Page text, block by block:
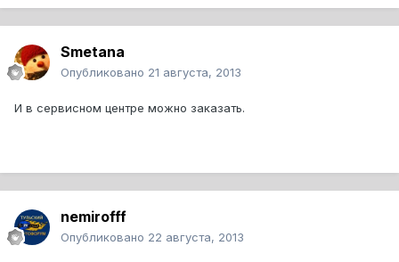
Smetana
Опубликовано 21 августа, 2013
И в сервисном центре можно заказать.
nemirofff
Опубликовано 22 августа, 2013